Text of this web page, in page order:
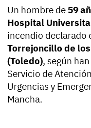
Un hombre de 59
Hospital
incendio declarado
Torrejoncillo de
(Toledo), según
Servicio de
Urgencias y
Mancha.